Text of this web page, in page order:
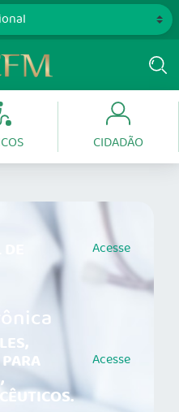
CIDADÃO
Acesse
Acesse